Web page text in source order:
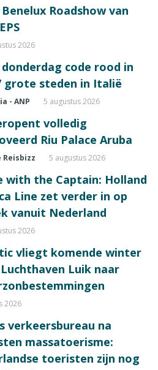
Roadshow van
2026
code rood in
grote steden in Italië
- ANP 5 augustus 2026
volledig
Riu Palace Aruba
Reisbizz 5 augustus 2026
with the Captain: Holland
Line zet verder in op
vanuit Nederland
2026
vliegt komende winter
Luik naar
2026
verkeersbureau na
massatoerisme:
toeristen zijn nog